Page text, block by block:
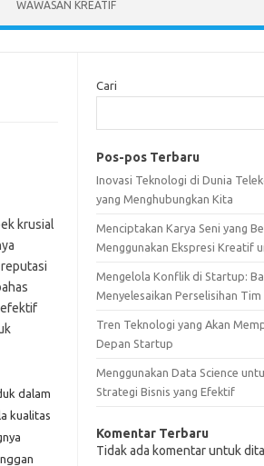
WAWASAN KREATIF
krusial
efektif
dalam
kualitas
Cari
Pos-pos Terbaru
Inovasi Teknologi di Dunia
yang Menghubungkan Kita
Menciptakan Karya Seni yang
Menggunakan Ekspresi Kreatif
Mengelola Konflik di Startup:
Menyelesaikan Perselisihan Tim
Tren Teknologi yang Akan
Depan Startup
Menggunakan Data Science
Strategi Bisnis yang Efektif
Komentar Terbaru
Tidak ada komentar untuk